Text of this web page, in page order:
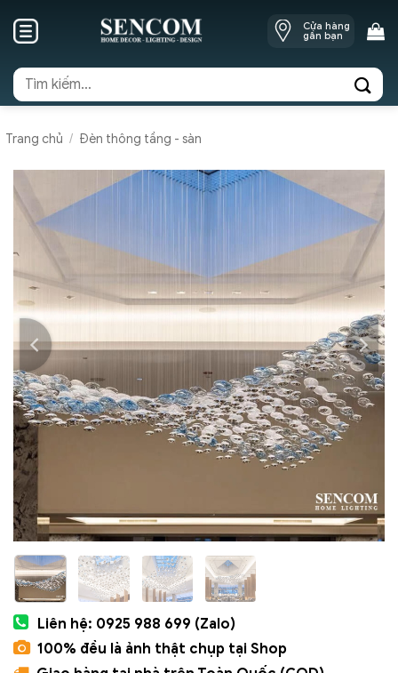
Cửa hàng
gần bạn
Tìm
kiếm:
Trang chủ / Đèn thông tầng - sàn
Liên hệ: 0925 988 699 (Zalo)
100% đều là ảnh thật chụp tại Shop